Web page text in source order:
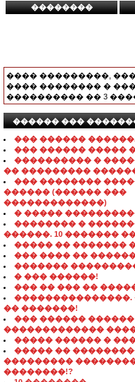
���� ���������,
���� �������� �
���������� �� 3
������ ���
��� ������
��� ������ �����
���������� �
�� ���������
��� ��������
������ (������ ���
�������������)
� �����
�������� �
������. 10 �������
����� �� �������
��� ���� ��
�������
� ��� ������!
��� �� ��� ��
���������������.
�� �������!
��� ������
�������������
����� ������ �
����� ��
���������
��������!?